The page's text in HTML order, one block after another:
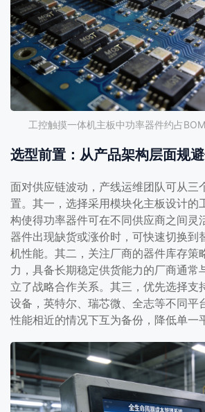
工控触摸一体机主板中功率器件约占
选型前置：从产品架构层面规
面对供应链波动，产线运维团队可从三
置。其一，选择采用模块化主板设计的
构使得功率器件可在不同供应商之间灵
器件出现缺货或涨价时，可快速切换到
机性能。其二，关注厂商的器件库存策
力，具备长期稳定供货能力的厂商通常
立了战略合作关系。其三，优先选择支
设备，英特尔、瑞芯微、全志等不同平
性能相近的情况下互为备份，降低单一